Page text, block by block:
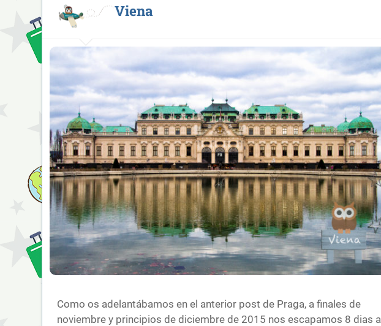
Viena
Como os adelantábamos en el anterior post de Praga, a finales de
noviembre y principios de diciembre de 2015 nos escapamos 8 dias a